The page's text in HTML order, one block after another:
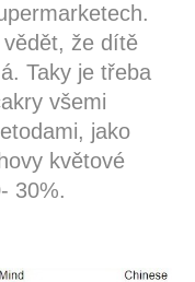
že dítě
Taky je třeba
všemi
jako
květové
30%.